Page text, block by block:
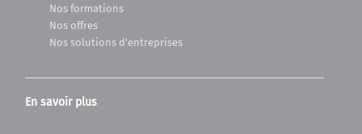
Nos formations
Nos offres
Nos solutions d'entreprises
En savoir plus